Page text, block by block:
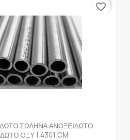
ΣΩΛΗΝΑ ΑΝΟΞΕΙΔΩΤΟ
ΟΞΥ 1,4301 CM
favorite_border